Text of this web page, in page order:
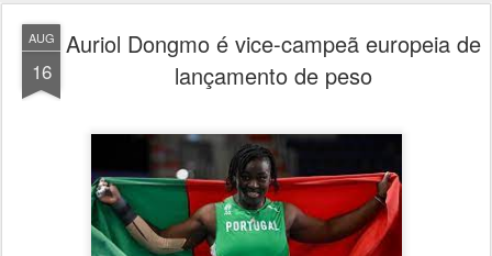
AUG
16
Auriol Dongmo é vice-campeã europeia de
lançamento de peso